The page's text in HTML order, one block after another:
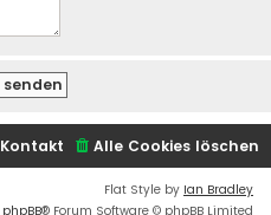
Alle Cookies löschen
Kontakt
Flat Style by Ian Bradley
phpBB® Forum Software © phpBB Limited